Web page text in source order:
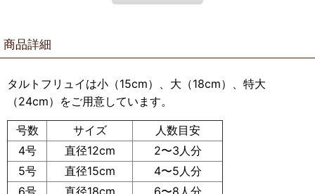
商品詳細
タルトフリュイは小 （15cm）、大 （18cm）、特大
（24cm） をご用意しています。
号数 サイズ
人数目安
4号
直径12cm
2〜3人分
5号
直径15cm
4〜5人分